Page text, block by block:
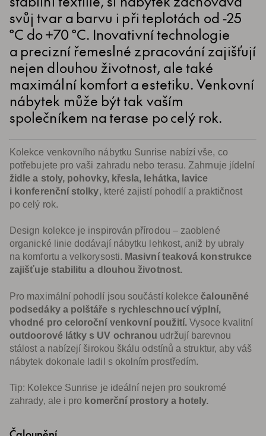
svůj tvar a barvu i při teplotách od -25
°C do +70 °C. Inovativní technologie
a precizní řemeslné zpracování zajišťují
nejen dlouhou životnost, ale také
maximální komfort a estetiku. Venkovní
nábytek může být tak vaším
společníkem na terase po celý rok.
Kolekce venkovního nábytku Sunrise nabízí vše, co
potřebujete pro vaši zahradu nebo terasu. Zahrnuje jídelní
židle a stoly, pohovky, křesla, lehátka, lavice
i konferenční stolky, které zajistí pohodlí a praktičnost
po celý rok.
Design kolekce je inspirován přírodou – zaoblené
organické linie dodávají nábytku lehkost, aniž by ubraly
na komfortu a velkorysosti. Masivní teaková konstrukce
zajišťuje stabilitu a dlouhou životnost.
Pro maximální pohodlí jsou součástí kolekcečalouněné
podsedáky a polštáře s rychleschnoucí výplní,
vhodné pro celoroční venkovní použití.Vysoce kvalitní
outdoorové látky s UV ochranou udržují barevnou
stálost a nabízejí širokou škálu odstínů a struktur, aby váš
nábytek dokonale ladil s okolním prostředím.
Tip: Kolekce Sunrise je ideální nejen pro soukromé
zahrady, ale i pro komerční prostory a hotely.